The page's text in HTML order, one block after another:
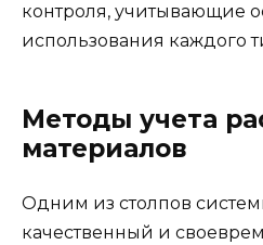
контроля, учитывающие
использования каждого
Методы учета
материалов
Одним из столпов
качественный и